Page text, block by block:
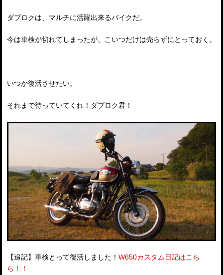
ダブロクは、マルチに活躍出来るバイクだ。
今は車検が切れてしまったが、こいつだけは売らずにとっておく。
いつか復活させたい。
それまで待っていてくれ！ダブロク君！
【追記】車検とって復活しました！ W650カスタム日記はこち
ら！！